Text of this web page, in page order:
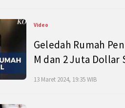
Video
Geledah Rumah
M dan 2 Juta Dollar
13 Maret 2024, 19:35 WIB